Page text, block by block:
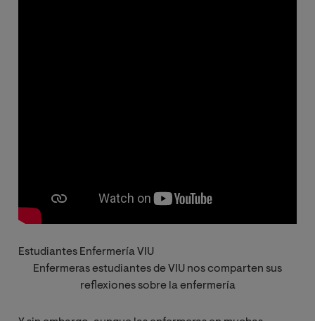
Estudiantes Enfermería VIU
Enfermeras estudiantes de VIU nos comparten sus
reflexiones sobre la enfermería